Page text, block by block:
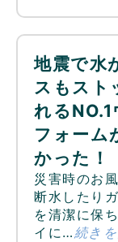
地震で水
スもスト
れる
フォーム
かった！
災害時のお
断水したり
を清潔に保
イに…続き